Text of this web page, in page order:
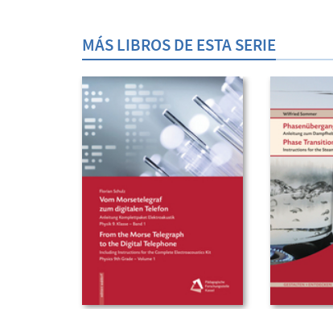
MÁS LIBROS DE ESTA SERIE